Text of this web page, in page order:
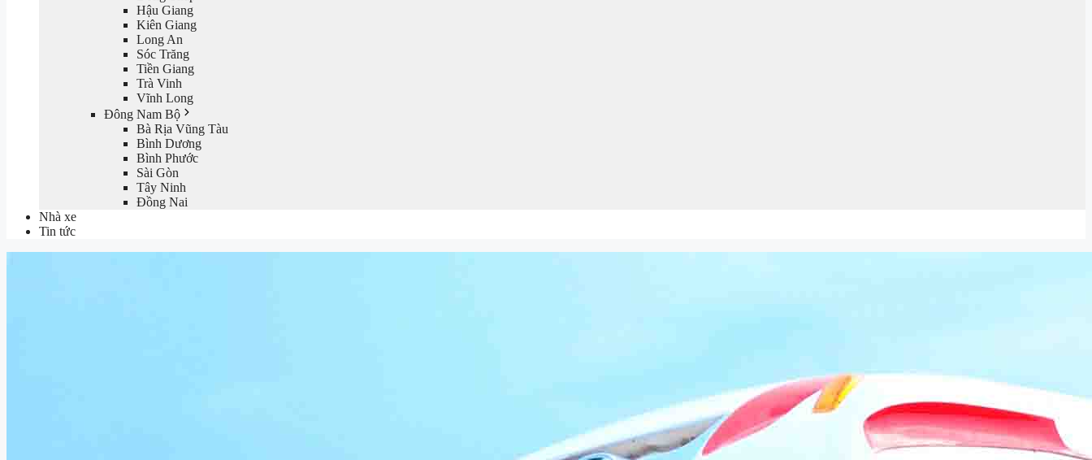
Hậu Giang
Kiên Giang
Long An
Sóc Trăng
Tiền Giang
Trà Vinh
Vĩnh Long
Đông Nam Bộ
Bà Rịa Vũng Tàu
Bình Dương
Bình Phước
Sài Gòn
Tây Ninh
Đồng Nai
Nhà xe
Tin tức